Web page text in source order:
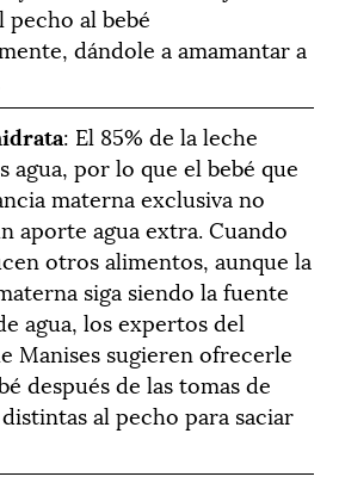
pecho al bebé
dándole a amamantar a
: El 85% de la leche
agua, por lo que el bebé que
materna exclusiva no
aporte agua extra. Cuando
otros alimentos, aunque la
siga siendo la fuente
agua, los expertos del
Manises sugieren ofrecerle
después de las tomas de
al pecho para saciar